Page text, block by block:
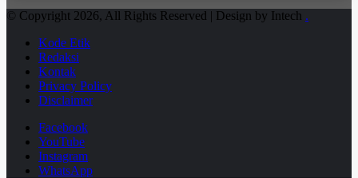
© Copyright 2026, All Rights Reserved | Design by Intech .
Kode Etik
Redaksi
Kontak
Privacy Policy
Disclaimer
Facebook
YouTube
Instagram
WhatsApp